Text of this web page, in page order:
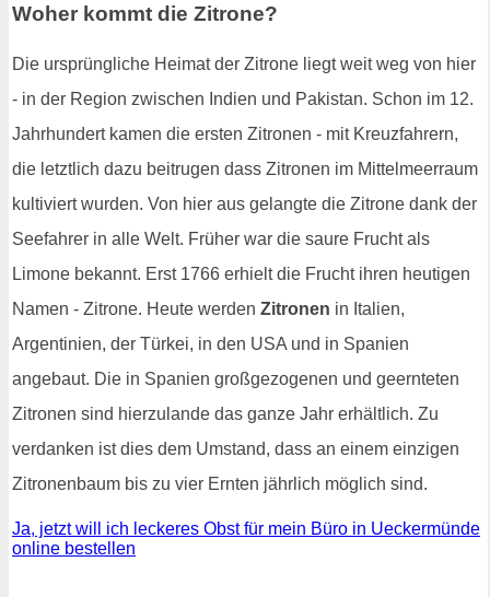
Woher kommt die Zitrone?
Die ursprüngliche Heimat der Zitrone liegt weit weg von hier
- in der Region zwischen Indien und Pakistan. Schon im 12.
Jahrhundert kamen die ersten Zitronen - mit Kreuzfahrern,
die letztlich dazu beitrugen dass Zitronen im Mittelmeerraum
kultiviert wurden. Von hier aus gelangte die Zitrone dank der
Seefahrer in alle Welt. Früher war die saure Frucht als
Limone bekannt. Erst 1766 erhielt die Frucht ihren heutigen
Namen - Zitrone. Heute werden Zitronen in Italien,
Argentinien, der Türkei, in den USA und in Spanien
angebaut. Die in Spanien großgezogenen und geernteten
Zitronen sind hierzulande das ganze Jahr erhältlich. Zu
verdanken ist dies dem Umstand, dass an einem einzigen
Zitronenbaum bis zu vier Ernten jährlich möglich sind.
Ja, jetzt will ich leckeres Obst für mein Büro in Ueckermünde
online bestellen